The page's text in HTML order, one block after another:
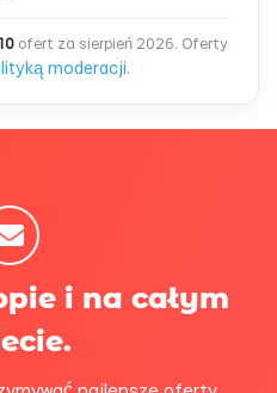
ofert za sierpień 2026. Oferty
moderacji.
i na całym